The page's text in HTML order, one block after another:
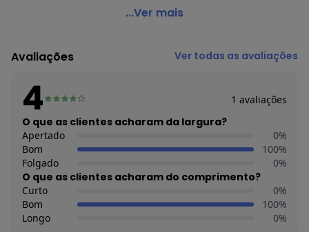
Fakini Kids - Conjunto Blusa e Short Saia Preto
Comprimento da manga: Longa
Forro: Não
Decote frente: Redondo
Decote costas: Redondo
Fornecedor: FAKINI MALHAS LTDA / CNPJ 50.821.880/0018-8
Feito: BRASIL
Cuidados para conservação do produto: LAVAGEM A
MÃO/TEMPERATURA MÁXIMA 40ºC - NÃO ALVEJAR ¿ NÃO
SECAR EM TAMBOR ¿ SECAGEM EM VARAL A SOMBRA ¿
TEMPERATURA MÁXIMA DA BASE DO FERRO A 110°C SEM
VAPOR ¿ NÃO LIMPAR A SECO.
Observação: Pingente
Tecido: Cotton
...Ver mais
Avaliações Ver todas as avaliações
4 1 avaliações
O que as clientes acharam da largura?
Apertado 0%
Bom
100%
Folgado
0%
O que as clientes acharam do comprimento?
Curto 0%
Bom
100%
Longo
0%